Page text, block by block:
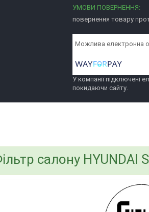
повернення товару
У компанії підключені
покидаючи сайту.
салону HYUNDAI